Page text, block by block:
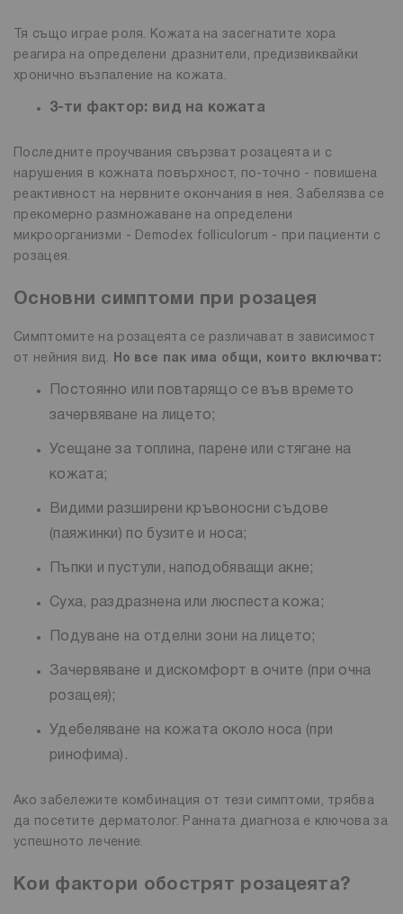
Тя също играе роля. Кожата на засегнатите хора
реагира на определени дразнители, предизвиквайки
хронично възпаление на кожата.
3-ти фактор: вид на кожата
Последните проучвания свързват розацеята и с
нарушения в кожната повърхност, по-точно - повишена
реактивност на нервните окончания в нея. Забелязва се
прекомерно размножаване на определени
микроорганизми - Demodex folliculorum - при пациенти с
розацея.
Основни симптоми при розацея
Симптомите на розацеята се различават в зависимост
от нейния вид.
Но все пак има общи, които включват:
Постоянно или повтарящо се във времето
зачервяване на лицето;
Усещане за топлина, парене или стягане на
кожата;
Видими разширени кръвоносни съдове
(паяжинки) по бузите и носа;
Пъпки и пустули, наподобяващи акне;
Суха, раздразнена или люспеста кожа;
Подуване на отделни зони на лицето;
Зачервяване и дискомфорт в очите (при очна
розацея);
Удебеляване на кожата около носа (при
ринофима).
Ако забележите комбинация от тези симптоми, трябва
да посетите дерматолог. Ранната диагноза е ключова за
успешното лечение.
Кои фактори обострят розацеята?